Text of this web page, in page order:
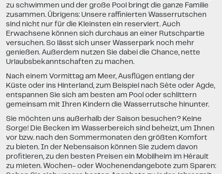
zu schwimmen und der große Pool bringt die ganze Familie
zusammen. Übrigens: Unsere raffinierten Wasserrutschen
sind nicht nur für die Kleinsten ein reserviert. Auch
Erwachsene können sich durchaus an einer Rutschpartie
versuchen. So lässt sich unser Wasserpark noch mehr
genießen. Außerdem nutzen Sie dabei die Chance, nette
Urlaubsbekanntschaften zu machen.
Nach einem Vormittag am Meer, Ausflügen entlang der
Küste oder ins Hinterland, zum Beispiel nach Sète oder Agde,
entspannen Sie sich am besten am Pool oder schlittern
gemeinsam mit Ihren Kindern die Wasserrutsche hinunter.
Sie möchten uns außerhalb der Saison besuchen? Keine
Sorge! Die Becken im Wasserbereich sind beheizt, um Ihnen
vor bzw. nach den Sommermonaten den größten Komfort
zu bieten. In der Nebensaison können Sie zudem davon
profitieren, zu den besten Preisen ein Mobilheim im Hérault
zu mieten. Wochen- oder Wochenendangebote zum Sparen: